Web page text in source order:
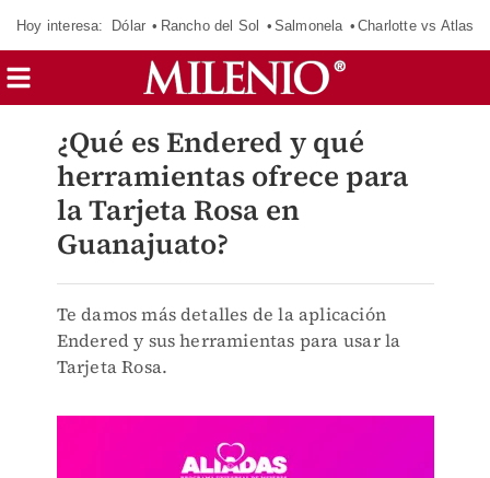
Hoy interesa: Dólar Rancho del Sol Salmonela Charlotte vs Atlas
¿Qué es Endered y qué
herramientas ofrece para
la Tarjeta Rosa en
Guanajuato?
Te damos más detalles de la aplicación
Endered y sus herramientas para usar la
Tarjeta Rosa.